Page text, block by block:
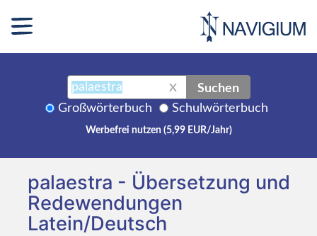
X Suchen
Großwörterbuch Schulwörterbuch
Werbefrei nutzen (5,99 EUR/Jahr)
palaestra - Übersetzung und
Redewendungen
Latein/Deutsch